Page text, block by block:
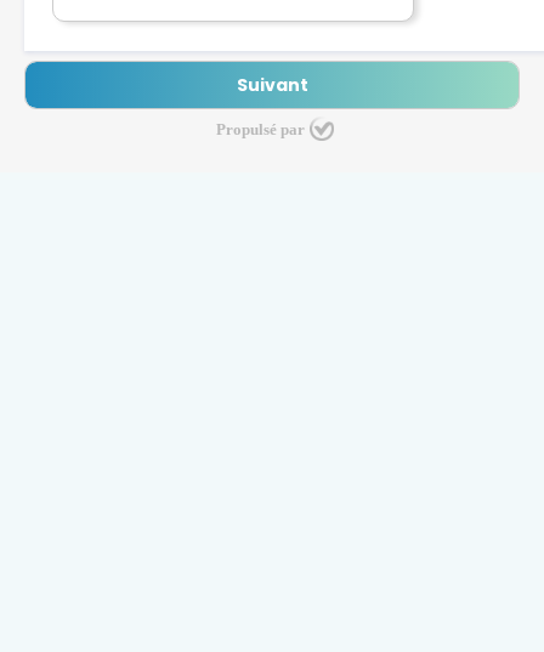
Propulsé par